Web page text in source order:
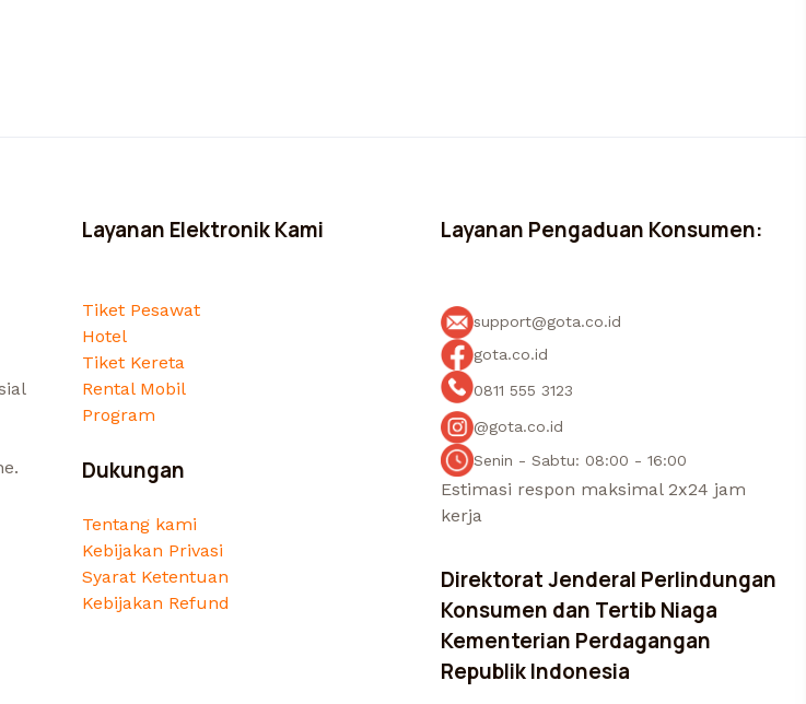
Layanan Elektronik Kami
Tiket Pesawat
Hotel
Tiket Kereta
Rental Mobil
Program
Dukungan
Tentang kami
Kebijakan Privasi
Syarat Ketentuan
Kebijakan Refund
Layanan Pengaduan Konsumen:
support@gota.co.id
gota.co.id
0811 555 3123
@gota.co.id
Senin - Sabtu: 08:00 - 16:00
Estimasi respon maksimal 2x24 jam
kerja
Direktorat Jenderal Perlindungan
Konsumen dan Tertib Niaga
Kementerian Perdagangan
Republik Indonesia